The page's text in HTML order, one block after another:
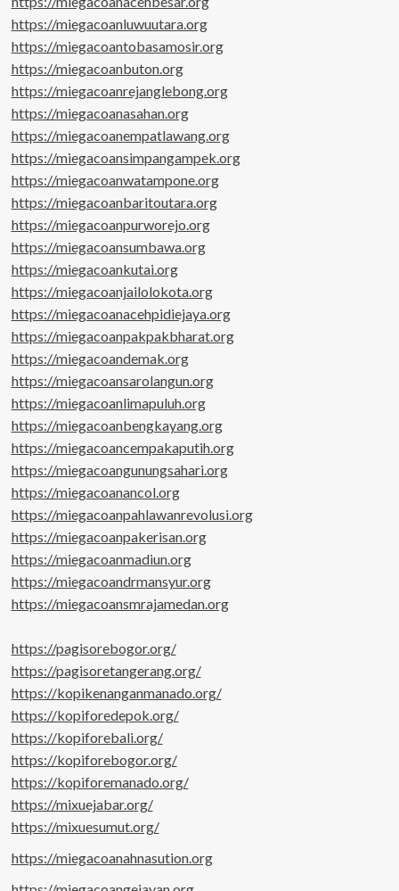
https://miegacoanluwuutara.org
https://miegacoantobasamosir.org
https://miegacoanbuton.org
https://miegacoanrejanglebong.org
https://miegacoanasahan.org
https://miegacoanempatlawang.org
https://miegacoansimpangampek.org
https://miegacoanwatampone.org
https://miegacoanbaritoutara.org
https://miegacoanpurworejo.org
https://miegacoansumbawa.org
https://miegacoankutai.org
https://miegacoanjailolokota.org
https://miegacoanacehpidiejaya.org
https://miegacoanpakpakbharat.org
https://miegacoandemak.org
https://miegacoansarolangun.org
https://miegacoanlimapuluh.org
https://miegacoanbengkayang.org
https://miegacoancempakaputih.org
https://miegacoangunungsahari.org
https://miegacoanancol.org
https://miegacoanpahlawanrevolusi.org
https://miegacoanpakerisan.org
https://miegacoanmadiun.org
https://miegacoandrmansyur.org
https://miegacoansmrajamedan.org
https://pagisorebogor.org/
https://pagisoretangerang.org/
https://kopikenanganmanado.org/
https://kopiforedepok.org/
https://kopiforebali.org/
https://kopiforebogor.org/
https://kopiforemanado.org/
https://mixuejabar.org/
https://mixuesumut.org/
https://miegacoanahnasution.org